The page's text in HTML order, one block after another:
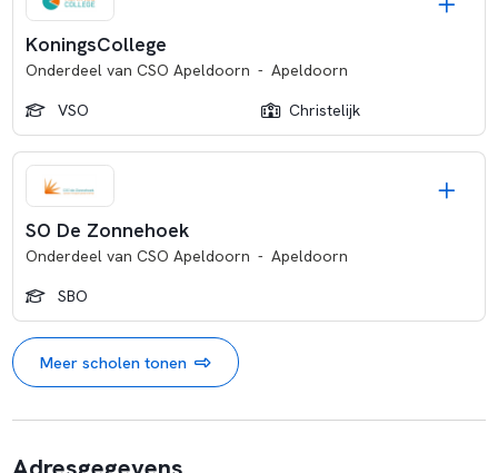
KoningsCollege
Onderdeel van CSO Apeldoorn - Apeldoorn
VSO
Christelijk
SO De Zonnehoek
Onderdeel van CSO Apeldoorn - Apeldoorn
SBO
Meer scholen tonen